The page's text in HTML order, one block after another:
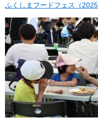
ふくしまフードフェス（